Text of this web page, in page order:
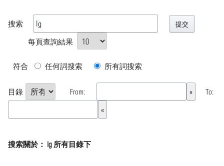
搜索
每頁查詢結果
符合 任何詞搜索 所有詞搜索
目錄 From: To:
搜索關於： lg 所有目錄下